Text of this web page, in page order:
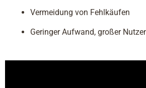
Vermeidung von Fehlkäufen
Geringer Aufwand, großer